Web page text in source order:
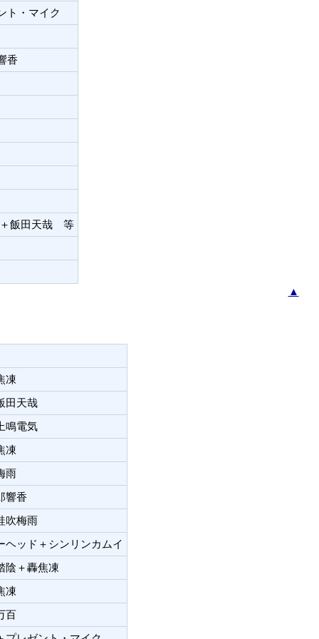
ト・マイク
香
＋飯田天哉 等
▲
凍
田天哉
鳴電気
凍
雨
響香
吹梅雨
ヘッド＋シンリンカムイ
陰＋轟焦凍
凍
百